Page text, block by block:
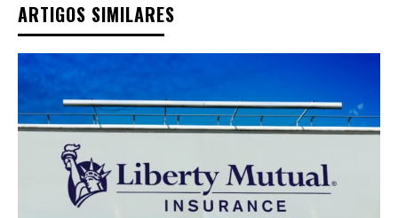
ARTIGOS SIMILARES